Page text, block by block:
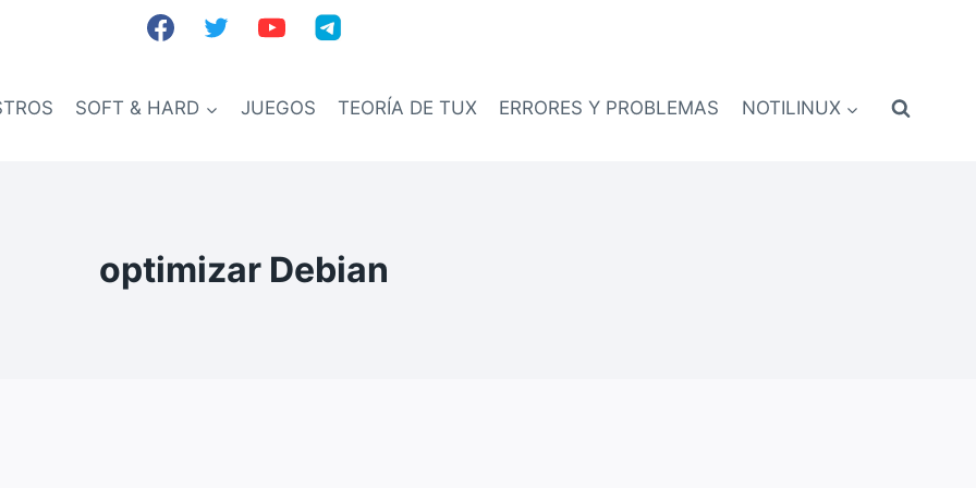
SOFT & HARD JUEGOS TEORÍA DE TUX ERRORES Y PROBLEMAS NOTILINUX
optimizar Debian